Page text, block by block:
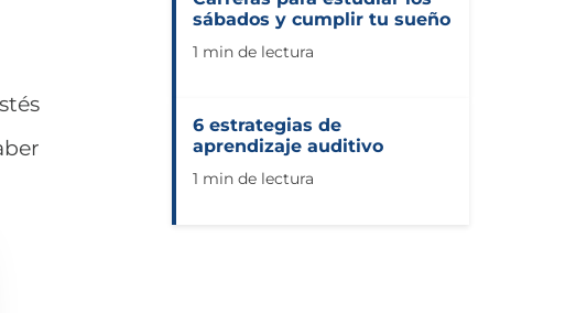
sábados y cumplir tu sueño
1 min de lectura
6 estrategias de
aprendizaje auditivo
1 min de lectura